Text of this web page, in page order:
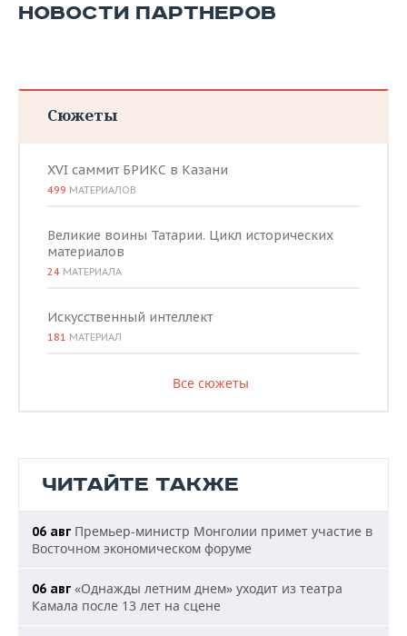
НОВОСТИ ПАРТНЕРОВ
Сюжеты
XVI саммит БРИКС в Казани
499 МАТЕРИАЛОВ
Великие воины Татарии. Цикл исторических
материалов
24 МАТЕРИАЛА
Искусственный интеллект
181 МАТЕРИАЛ
Все сюжеты
ЧИТАЙТЕ ТАКЖЕ
06 авг Премьер-министр Монголии примет участие в
Восточном экономическом форуме
06 авг «Однажды летним днем» уходит из театра
Камала после 13 лет на сцене